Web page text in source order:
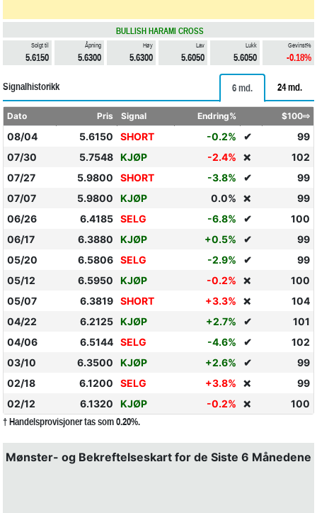
BULLISH HARAMI CROSS
Solgt til
5.6150
Åpning
5.6300
Høy
5.6300
Lav
5.6050
Lukk
5.6050
Gevinst%
-0.18%
Signalhistorikk 6 md. 24 md.
Dato Pris Signal Endring% $100⇨
08/04 5.6150 SHORT -0.2% ✔
99
07/30
5.7548 KJØP -2.4% ❌
102
07/27
5.9800 SHORT -3.8% ✔
99
07/07
5.9800 KJØP 0.0% ❌
99
06/26
6.4185 SELG -6.8% ✔
100
06/17
6.3880 KJØP +0.5% ✔
99
05/20
6.5806 SELG -2.9% ✔
99
05/12
6.5950 KJØP -0.2% ❌
100
05/07
6.3819 SHORT +3.3% ❌
104
04/22
6.2125 KJØP +2.7% ✔
101
04/06
6.5144 SELG -4.6% ✔
102
03/10
6.3500 KJØP +2.6% ✔
99
02/18
6.1200 SELG +3.8% ❌
99
02/12
6.1320 KJØP -0.2% ❌ 100
† Handelsprovisjoner tas som 0.20%.
Mønster- og Bekreftelseskart for de Siste 6 Månedene